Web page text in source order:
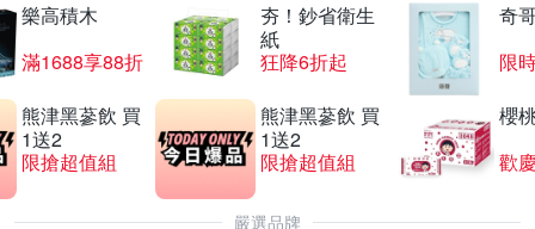
樂高積木
滿1688享88折
夯！鈔省衛生
紙
狂降6折起
奇
限
熊津黑蔘飲 買
1送2
限搶超值組
熊津黑蔘飲 買
1送2
限搶超值組
櫻
歡
嚴選品牌